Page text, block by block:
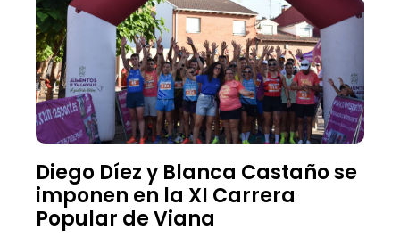
Diego Díez y Blanca Castaño se
imponen en la XI Carrera
Popular de Viana